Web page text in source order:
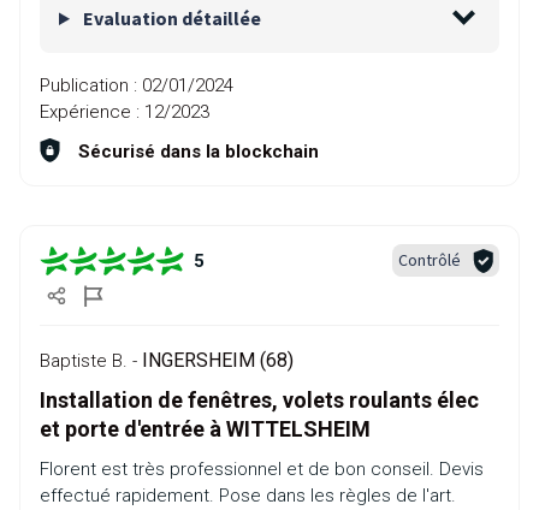
Evaluation détaillée
Publication : 02/01/2024
Expérience : 12/2023
Sécurisé dans la blockchain
5 Contrôlé
Baptiste B. - INGERSHEIM (68)
Installation de fenêtres, volets roulants élec
et porte d'entrée à WITTELSHEIM
Florent est très professionnel et de bon conseil. Devis
effectué rapidement. Pose dans les règles de l'art.